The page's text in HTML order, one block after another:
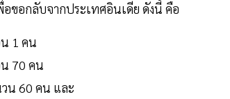
ขอกลับจากประเทศอินเดีย ดังนี้ คือ
1 คน
70 คน
น 60 คน และ